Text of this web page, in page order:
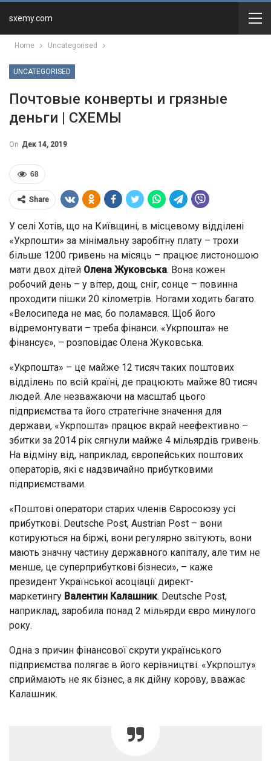
sxemy.com
Home Uncategorised
UNCATEGORISED
Почтовые конверты и грязные
деньги | СХЕМЫ
On Дек 14, 2019
68
Share
У селі Хотів, що на Київщині, в місцевому відділені
«Укрпошти» за мінімальну заробітну плату – трохи
більше 1200 гривень на місяць – працює листоношою
мати двох дітей Олена Жуковська. Вона кожен
робочий день – у вітер, дощ, сніг, сонце – повинна
проходити пішки 20 кілометрів. Ногами ходить багато.
«Велосипеда не має, бо поламався. Щоб його
відремонтувати – треба фінанси. «Укрпошта» не
фінансує», – розповідає Олена Жуковська.
«Укрпошта» – це майже 12 тисяч таких поштових
відділень по всій країні, де працюють майже 80 тисяч
людей. Але незважаючи на масштаб цього
підприємства та його стратегічне значення для
держави, «Укрпошта» працює вкрай неефективно –
збитки за 2014 рік сягнули майже 4 мільярдів гривень.
На відміну від, наприклад, європейських поштових
операторів, які є надзвичайно прибутковими
підприємствами.
«Поштові оператори старих членів Євросоюзу усі
прибуткові. Deutsche Post, Austrian Post – вони
котируються на біржі, вони регулярно звітують, вони
мають значну частину державного капіталу, але тим не
менше, це суперприбуткові бізнеси», – каже
президент Української асоціації директ-
маркетингу Валентин Калашник. Deutsche Post,
наприклад, заробила понад 2 мільярди євро минулого
року.
Одна з причин фінансової скрути українського
підприємства полягає в його керівництві. «Укрпошту»
сприймають не як бізнес, а як дійну корову, вважає
Калашник.